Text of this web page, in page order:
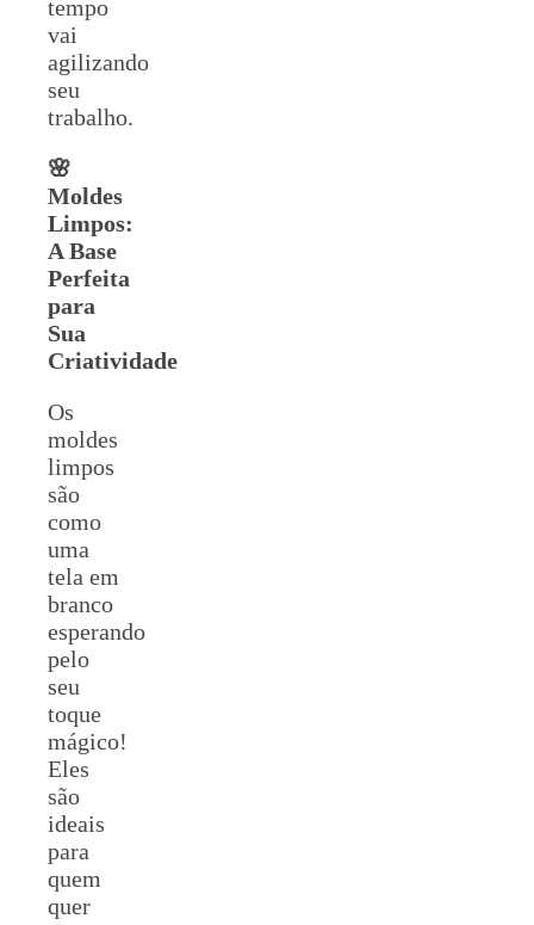
tempo
vai
agilizando
seu
trabalho.
🌸
Moldes
Limpos:
A Base
Perfeita
para
Sua
Criatividade
Os
moldes
limpos
são
como
uma
tela em
branco
esperando
pelo
seu
toque
mágico!
Eles
são
ideais
para
quem
quer